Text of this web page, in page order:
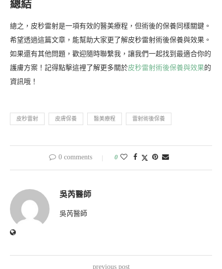
總結
總之，皮秒雷射是一項有效的醫美療程，但術後的保養同樣關鍵。
希望透過這篇文章，能幫助大家更了解皮秒雷射術後保養與效果。
如果還有其他問題，歡迎隨時聯繫我，讓我們一起找到最適合你的
護膚方案！記得點擊這裡了解更多關於皮秒雷射術後保養與效果的
資訊哦！
皮秒雷射 皮膚保養 醫美療程 雷射術後保養
0 comments 0
吳芮醫師
吳芮醫師
previous post